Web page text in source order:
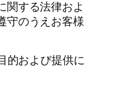
関する法律およ
守のうえお客様
的および提供に